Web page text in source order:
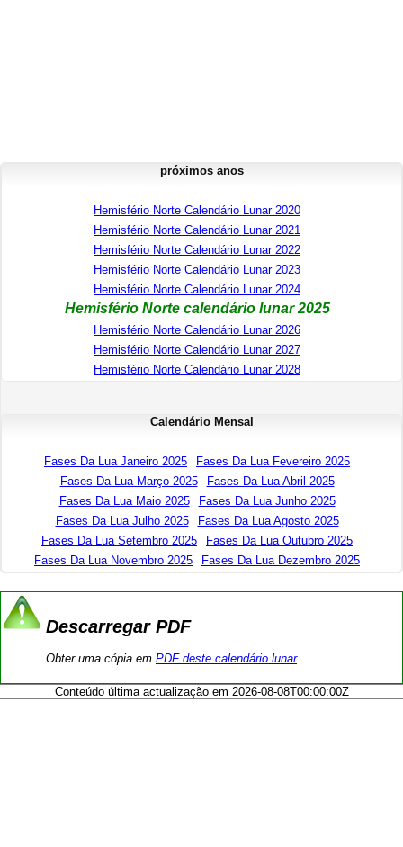
próximos anos
Hemisfério Norte Calendário Lunar 2020
Hemisfério Norte Calendário Lunar 2021
Hemisfério Norte Calendário Lunar 2022
Hemisfério Norte Calendário Lunar 2023
Hemisfério Norte Calendário Lunar 2024
Hemisfério Norte calendário lunar 2025
Hemisfério Norte Calendário Lunar 2026
Hemisfério Norte Calendário Lunar 2027
Hemisfério Norte Calendário Lunar 2028
Calendário Mensal
Fases Da Lua Janeiro 2025
Fases Da Lua Fevereiro 2025
Fases Da Lua Março 2025
Fases Da Lua Abril 2025
Fases Da Lua Maio 2025
Fases Da Lua Junho 2025
Fases Da Lua Julho 2025
Fases Da Lua Agosto 2025
Fases Da Lua Setembro 2025
Fases Da Lua Outubro 2025
Fases Da Lua Novembro 2025
Fases Da Lua Dezembro 2025
Descarregar PDF
Obter uma cópia em PDF deste calendário lunar.
Conteúdo última actualização em 2026-08-08T00:00:00Z